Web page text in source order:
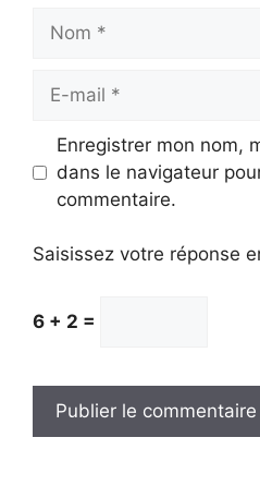
mail
Enregistrer mon nom,
dans le navigateur
commentaire.
Saisissez votre réponse
6 + 2 =